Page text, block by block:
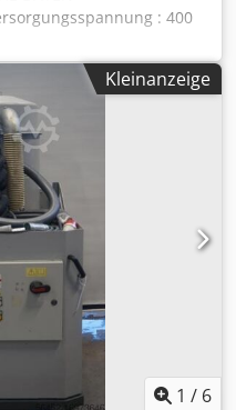
: 400
Ageug U N Nskjf
Kleinanzeige
1 / 6